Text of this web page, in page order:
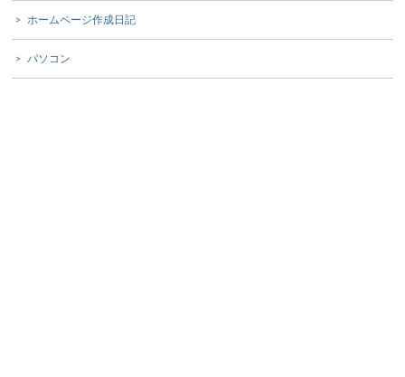
ホームページ作成日記
パソコン